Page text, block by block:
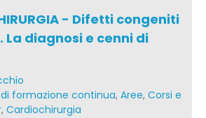
- Difetti congeniti
diagnosi e cenni di
formazione continua, Aree, Corsi e
, Cardiochirurgia